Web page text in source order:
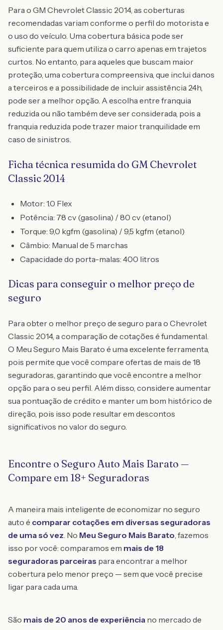
Para o GM Chevrolet Classic 2014, as coberturas
recomendadas variam conforme o perfil do motorista e
o uso do veículo. Uma cobertura básica pode ser
suficiente para quem utiliza o carro apenas em trajetos
curtos. No entanto, para aqueles que buscam maior
proteção, uma cobertura compreensiva, que inclui danos
a terceiros e a possibilidade de incluir assistência 24h,
pode ser a melhor opção. A escolha entre franquia
reduzida ou não também deve ser considerada, pois a
franquia reduzida pode trazer maior tranquilidade em
caso de sinistros.
Ficha técnica resumida do GM Chevrolet
Classic 2014
Motor: 1.0 Flex
Potência: 78 cv (gasolina) / 80 cv (etanol)
Torque: 9,0 kgfm (gasolina) / 9,5 kgfm (etanol)
Câmbio: Manual de 5 marchas
Capacidade do porta-malas: 400 litros
Dicas para conseguir o melhor preço de
seguro
Para obter o melhor preço de seguro para o Chevrolet
Classic 2014, a comparação de cotações é fundamental.
O Meu Seguro Mais Barato é uma excelente ferramenta,
pois permite que você compare ofertas de mais de 18
seguradoras, garantindo que você encontre a melhor
opção para o seu perfil. Além disso, considere aumentar
sua pontuação de crédito e manter um bom histórico de
direção, pois isso pode resultar em descontos
significativos no valor do seguro.
Encontre o Seguro Auto Mais Barato —
Compare em 18+ Seguradoras
A maneira mais inteligente de economizar no seguro
auto é comparar cotações em diversas seguradoras
de uma só vez. No Meu Seguro Mais Barato, fazemos
isso por você: comparamos em mais de 18
seguradoras parceiras para encontrar a melhor
cobertura pelo menor preço — sem que você precise
ligar para cada uma.
São mais de 20 anos de experiência no mercado de